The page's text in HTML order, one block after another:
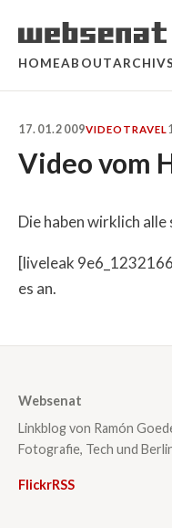
HOMEABOUTARCHIV
17.01.2009VIDEO TRAVEL
Video vom
Die haben wirklich
[liveleak
es an.
Websenat
Linkblog von Ramón
Fotografie, Tech und
FlickrRSS